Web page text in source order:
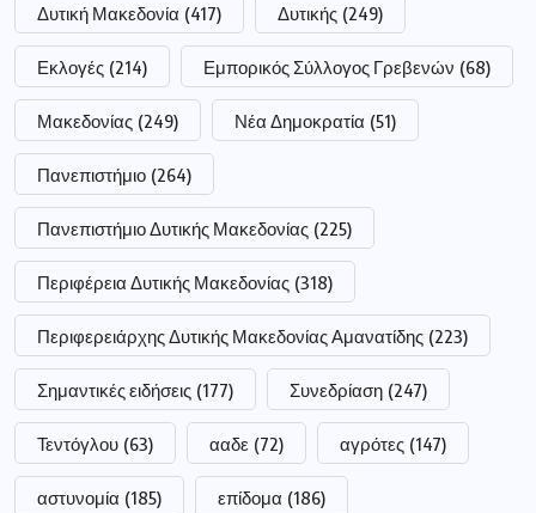
Δυτική Μακεδονία (417) Δυτικής (249)
Εκλογές (214) Εμπορικός Σύλλογος Γρεβενών (68)
Μακεδονίας (249) Νέα Δημοκρατία (51)
Πανεπιστήμιο (264)
Πανεπιστήμιο Δυτικής Μακεδονίας (225)
Περιφέρεια Δυτικής Μακεδονίας (318)
Περιφερειάρχης Δυτικής Μακεδονίας Αμανατίδης (223)
Σημαντικές ειδήσεις (177) Συνεδρίαση (247)
Τεντόγλου (63) ααδε (72) αγρότες (147)
αστυνομία (185) επίδομα (186)